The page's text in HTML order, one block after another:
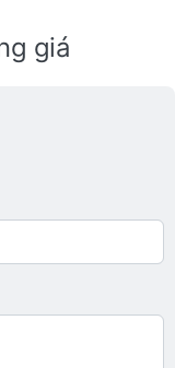
giá
trên 5
5 sao.
sao.
Xấu